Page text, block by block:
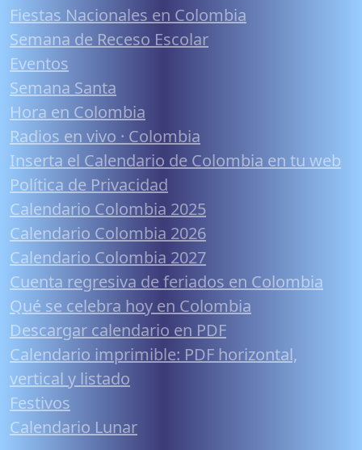
Fiestas Nacionales en Colombia
Semana de Receso Escolar
Eventos
Semana Santa
Hora en Colombia
Radios en vivo · Colombia
Inserta el Calendario de Colombia en tu web
Política de Privacidad
Calendario Colombia 2025
Calendario Colombia 2026
Calendario Colombia 2027
Cuenta regresiva de feriados en Colombia
Qué se celebra hoy en Colombia
Descargar calendario en PDF
Calendario imprimible: PDF horizontal,
vertical y listado
Festivos
Calendario Lunar